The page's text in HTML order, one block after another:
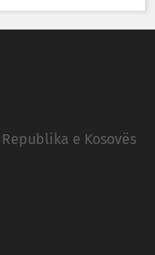
Republika e Kosovës